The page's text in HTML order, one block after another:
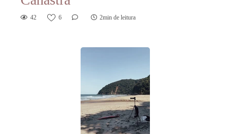
42 6 2min de leitura